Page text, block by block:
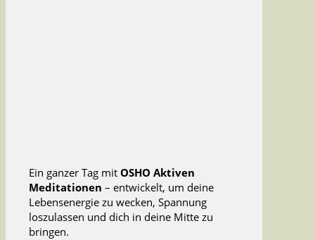
Ein ganzer Tag mit OSHO Aktiven
Meditationen – entwickelt, um deine
Lebensenergie zu wecken, Spannung
loszulassen und dich in deine Mitte zu
bringen.